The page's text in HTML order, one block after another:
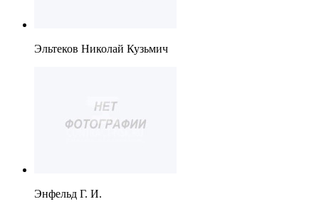
Эльтеков Николай Кузьмич
Энфельд Г. И.